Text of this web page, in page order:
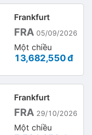
Frankfurt
FRA 05/09/2026
Một chiều
13,682,550 đ
Frankfurt
FRA 29/10/2026
Một chiều